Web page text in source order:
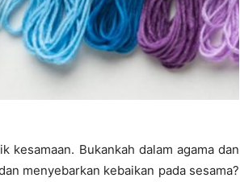
kesamaan. Bukankah dalam agama dan
menyebarkan kebaikan pada sesama?